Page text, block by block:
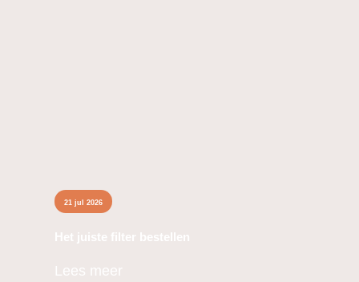
21 jul 2026
Het juiste filter bestellen
Lees meer